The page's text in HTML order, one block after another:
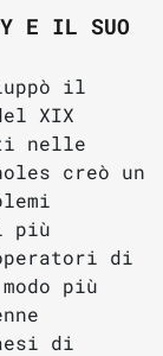
E IL SUO
il
XIX
nelle
creò un
più
di
più
di